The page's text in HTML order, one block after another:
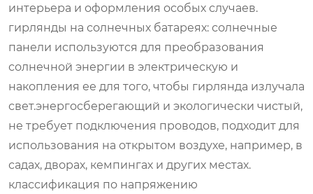
интерьера и оформления особых случаев.
гирлянды на солнечных батареях: солнечные
панели используются для преобразования
солнечной энергии в электрическую и
накопления ее для того, чтобы гирлянда излучала
свет.энергосберегающий и экологически чистый,
не требует подключения проводов, подходит для
использования на открытом воздухе, например, в
садах, дворах, кемпингах и других местах.
классификация по напряжению